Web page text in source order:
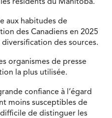
résidents du Manitoba.
aux habitudes de
des Canadiens en 2025
diversification des sources.
organismes de presse
la plus utilisée.
confiance à l’égard
moins susceptibles de
de distinguer les